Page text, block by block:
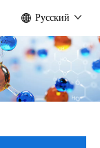
Pусский